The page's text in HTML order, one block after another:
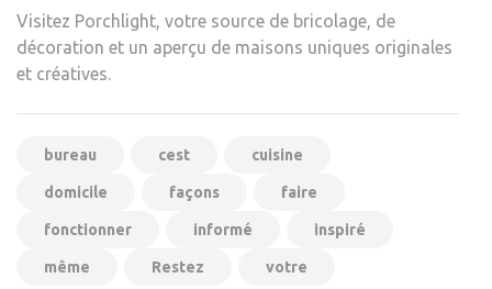
Visitez Porchlight, votre source de bricolage, de
décoration et un aperçu de maisons uniques originales
et créatives.
bureau cest cuisine
domicile façons faire
fonctionner informé inspiré
même Restez votre